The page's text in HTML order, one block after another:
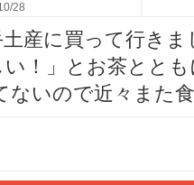
28
産に買って行き
！」とお茶とと
ないので近々また